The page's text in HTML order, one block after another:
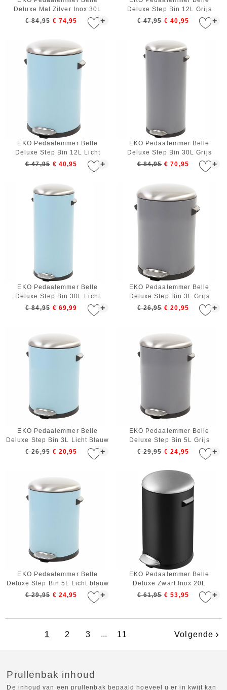
+
Deluxe Mat Zilver Inox 30L
€ 84,95 € 74,95 +
Deluxe Step Bin 12L Grijs
€ 47,95 € 40,95
+
EKO Pedaalemmer Belle
Deluxe Step Bin 12L Licht
blauw
€ 47,95 € 40,95 +
EKO Pedaalemmer Belle
Deluxe Step Bin 30L Grijs
€ 84,95 € 70,95
+
EKO Pedaalemmer Belle
Deluxe Step Bin 30L Licht
blauw
€ 84,95 € 69,99 +
EKO Pedaalemmer Belle
Deluxe Step Bin 3L Grijs
€ 26,95 € 20,95
+
EKO Pedaalemmer Belle
Deluxe Step Bin 3L Licht Blauw
€ 26,95 € 20,95 +
EKO Pedaalemmer Belle
Deluxe Step Bin 5L Grijs
€ 29,95 € 24,95
+
EKO Pedaalemmer Belle
Deluxe Step Bin 5L Licht blauw
€ 29,95 € 24,95 +
EKO Pedaalemmer Belle
Deluxe Zwart Inox 20L
€ 61,95 € 53,95
1 2 3 ... 11 Volgende
Prullenbak inhoud
De inhoud van een prullenbak bepaald hoeveel u er in kwijt kan